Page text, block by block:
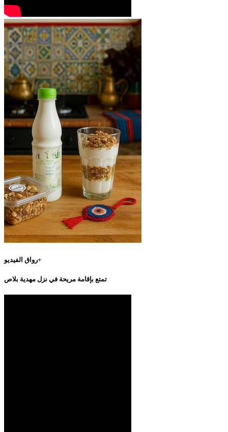
رواق الفيديو+
تمتع بإقامة مريحة في نزل مهدية بلاص